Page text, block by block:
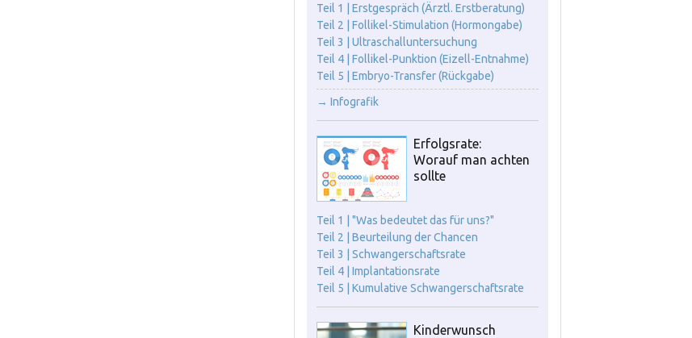
Teil 1 | Erstgespräch (Ärztl. Erstberatung)
Teil 2 | Follikel-Stimulation (Hormongabe)
Teil 3 | Ultraschalluntersuchung
Teil 4 | Follikel-Punktion (Eizell-Entnahme)
Teil 5 | Embryo-Transfer (Rückgabe)
→ Infografik
Erfolgsrate:
Worauf man achten
sollte
Teil 1 | "Was bedeutet das für uns?"
Teil 2 | Beurteilung der Chancen
Teil 3 | Schwangerschaftsrate
Teil 4 | Implantationsrate
Teil 5 | Kumulative Schwangerschaftsrate
Kinderwunsch